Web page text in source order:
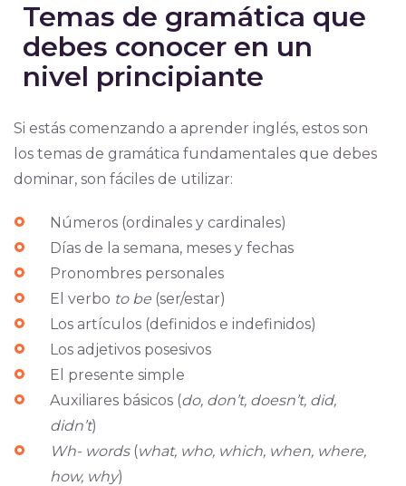
Temas de gramática que
debes conocer en un
nivel principiante
Si estás comenzando a aprender inglés, estos son
los temas de gramática fundamentales que debes
dominar, son fáciles de utilizar:
Números (ordinales y cardinales)
Días de la semana, meses y fechas
Pronombres personales
El verbo to be(ser/estar)
Los artículos (definidos e indefinidos)
Los adjetivos posesivos
El presente simple
Auxiliares básicos (do, don’t, doesn’t, did,
didn’t)
Wh- words(what, who, which, when, where,
how, why)